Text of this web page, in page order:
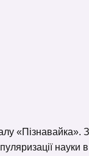
«Пізнавайка».
науки в